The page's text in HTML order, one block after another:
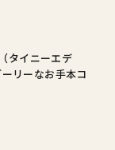
タイニーエデ
リーなお手本コ